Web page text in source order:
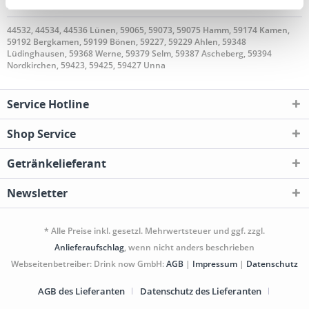
44532, 44534, 44536 Lünen, 59065, 59073, 59075 Hamm, 59174 Kamen,
59192 Bergkamen, 59199 Bönen, 59227, 59229 Ahlen, 59348
Lüdinghausen, 59368 Werne, 59379 Selm, 59387 Ascheberg, 59394
Nordkirchen, 59423, 59425, 59427 Unna
Service Hotline
Shop Service
Getränkelieferant
Newsletter
* Alle Preise inkl. gesetzl. Mehrwertsteuer und ggf. zzgl.
Anlieferaufschlag, wenn nicht anders beschrieben
Webseitenbetreiber: Drink now GmbH:AGB | Impressum | Datenschutz
AGB des Lieferanten
Datenschutz des Lieferanten